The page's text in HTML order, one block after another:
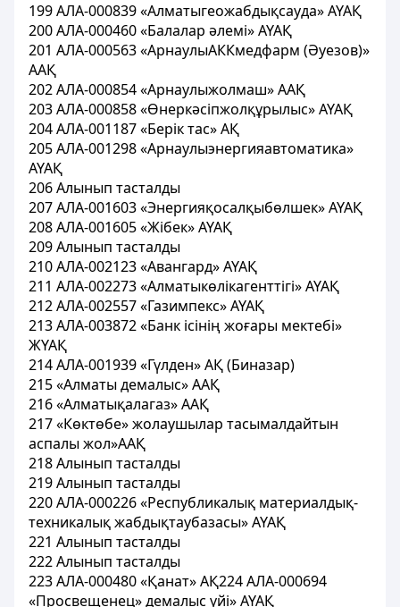
199 АЛА-000839 «Алматыгеожабдықсауда» АҮАҚ
200 АЛА-000460 «Балалар әлемі» АҮАҚ
201 АЛА-000563 «АрнаулыАККмедфарм (Әуезов)»
ААҚ
202 АЛА-000854 «Арнаулыжолмаш» ААҚ
203 АЛА-000858 «Өнеркәсіпжолқұрылыс» АҮАҚ
204 АЛА-001187 «Берік тас» АҚ
205 АЛА-001298 «Арнаулыэнергияавтоматика»
АҮАҚ
206 Алынып тасталды
207 АЛА-001603 «Энергияқосалқыбөлшек» АҮАҚ
208 АЛА-001605 «Жібек» АҮАҚ
209 Алынып тасталды
210 АЛА-002123 «Авангард» АҮАҚ
211 АЛА-002273 «Алматыкөлікагенттігі» АҮАҚ
212 АЛА-002557 «Газимпекс» АҮАҚ
213 АЛА-003872 «Банк ісінің жоғары мектебі»
ЖҮАҚ
214 АЛА-001939 «Гүлден» АҚ (Биназар)
215 «Алматы демалыс» ААҚ
216 «Алматықалагаз» ААҚ
217 «Көктөбе» жолаушылар тасымалдайтын
аспалы жол»ААҚ
218 Алынып тасталды
219 Алынып тасталды
220 АЛА-000226 «Республикалық материалдық-
техникалық жабдықтаубазасы» АҮАҚ
221 Алынып тасталды
222 Алынып тасталды
223 АЛА-000480 «Қанат» АҚ224 АЛА-000694
«Просвещенец» демалыс үйі» АҮАҚ